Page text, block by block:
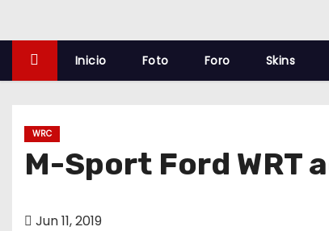
Inicio Foto Foro Skins
WRC
M-Sport Ford WRT
Jun 11, 2019